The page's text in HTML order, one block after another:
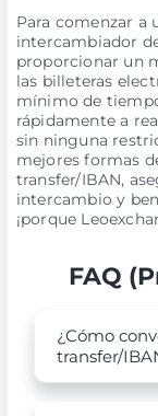
Para comenzar a
intercambiador
proporcionar un
las billeteras
mínimo de
rápidamente a
sin ninguna
mejores formas
transfer/IBAN,
intercambio y
¡porque
FAQ
¿Cómo
transfer/